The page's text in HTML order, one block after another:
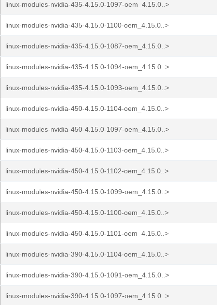
linux-modules-nvidia-435-4.15.0-1097-oem_4.15.0..>
linux-modules-nvidia-435-4.15.0-1100-oem_4.15.0..>
linux-modules-nvidia-435-4.15.0-1087-oem_4.15.0..>
linux-modules-nvidia-435-4.15.0-1094-oem_4.15.0..>
linux-modules-nvidia-435-4.15.0-1093-oem_4.15.0..>
linux-modules-nvidia-450-4.15.0-1104-oem_4.15.0..>
linux-modules-nvidia-450-4.15.0-1097-oem_4.15.0..>
linux-modules-nvidia-450-4.15.0-1103-oem_4.15.0..>
linux-modules-nvidia-450-4.15.0-1102-oem_4.15.0..>
linux-modules-nvidia-450-4.15.0-1099-oem_4.15.0..>
linux-modules-nvidia-450-4.15.0-1100-oem_4.15.0..>
linux-modules-nvidia-450-4.15.0-1101-oem_4.15.0..>
linux-modules-nvidia-390-4.15.0-1104-oem_4.15.0..>
linux-modules-nvidia-390-4.15.0-1091-oem_4.15.0..>
linux-modules-nvidia-390-4.15.0-1097-oem_4.15.0..>